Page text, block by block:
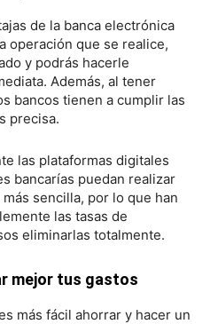
de la banca electrónica
operación que se realice,
y podrás hacerle
Además, al tener
bancos tienen a cumplir las
precisa.
las plataformas digitales
bancarías puedan realizar
sencilla, por lo que han
las tasas de
eliminarlas totalmente.
mejor tus gastos
más fácil ahorrar y hacer un